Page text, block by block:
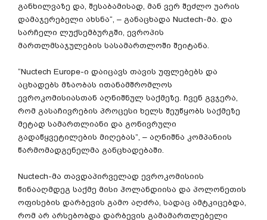
განხილვაზე და, შესაბამისად, მან ვერ შეძლო უარის
დამაჯერებელი ახსნა“, – განაცხადა Nuctech-მა. და
სარჩელი ლუქსემბურგში, ევროპის
მართლმსაჯულების სასამართლოში შეიტანა.
“Nuctech Europe-ი დაიცავს თავის უფლებებს და
აცხადებს მზაობას ითანამშრომლოს
ევროკომისიასთან აღნიშნულ საქმეზე. ჩვენ გვჯერა,
რომ გასაჩივრების პროცესი ხელს შეუწყობს საქმეზე
მეტად სამართლიანი და გონივრული
გადაწყვეტილების მიღებას”, – აღნიშნა კომპანიის
წარმომადგენელმა განცხადებაში.
Nuctech-მა თავდაპირველად ევროკომისიის
წინააღმდეგ საქმე მისი ჰოლანდიისა და პოლონეთის
ოფისების დარბევის გამო აღძრა, სადაც ამტკიცებდა,
რომ არ არსებობდა დარბევის გამამართლებელი